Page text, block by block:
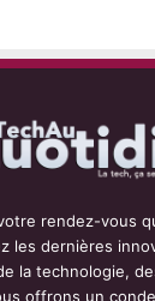
rendez-vous
les dernières
la technologie,
offrons un